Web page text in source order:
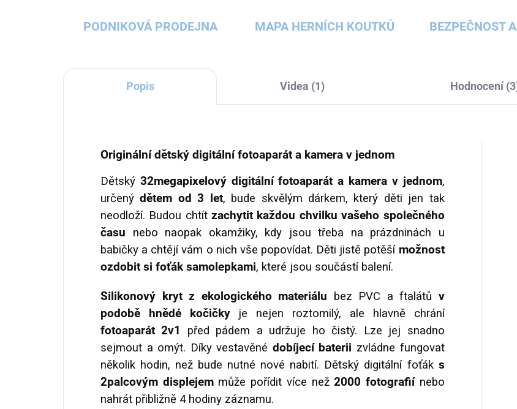
PODNIKOVÁ PRODEJNA MAPA HERNÍCH KOUTKŮ BEZPEČNOST
Popis Videa (1) Hodnocení
Originální dětský digitální fotoaparát a kamera v jednom
Dětský 32megapixelový digitální fotoaparát a kamera v jednom,
určenýdětem od 3 let, bude skvělým dárkem, který děti jen tak
neodloží. Budou chtítzachytit každou chvilku vašeho společného
času nebo naopak okamžiky, kdy jsou třeba na prázdninách u
babičky a chtějí vám o nich vše popovídat. Děti jistě potěší možnost
ozdobit si foťák samolepkami, které jsou součástí balení.
Silikonový kryt z ekologického materiálu bez PVC a ftalátů v
podobě hnědé kočičkyje nejen roztomilý, ale hlavně chrání
fotoaparát 2v1
před pádem a udržuje ho čistý. Lze jej snadno
sejmout a omýt. Díky vestavěné dobíjecí baterii zvládne fungovat
několik hodin, než bude nutné nové nabití. Dětský digitální foťák s
2palcovým displejemmůže pořídit více než2000 fotografiínebo
nahrát přibližně 4 hodiny záznamu.